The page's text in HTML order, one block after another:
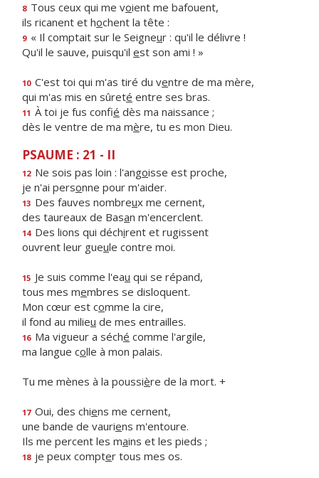
8 Tous ceux qui me voient me bafouent,
ils ricanent et hochent la tête :
9 « Il comptait sur le Seigneur : qu'il le délivre !
Qu'il le sauve, puisqu'il est son ami ! »
10 C'est toi qui m'as tiré du ventre de ma mère,
qui m'as mis en sûreté entre ses bras.
11 À toi je fus confié dès ma naissance ;
dès le ventre de ma mère, tu es mon Dieu.
PSAUME : 21 - II
12 Ne sois pas loin : l'angoisse est proche,
je n'ai personne pour m'aider.
13 Des fauves nombreux me cernent,
des taureaux de Basan m'encerclent.
14 Des lions qui déchirent et rugissent
ouvrent leur gueule contre moi.
15 Je suis comme l'eau qui se répand,
tous mes membres se disloquent.
Mon cœur est comme la cire,
il fond au milieu de mes entrailles.
16 Ma vigueur a séché comme l'argile,
ma langue colle à mon palais.
Tu me mènes à la poussière de la mort. +
17 Oui, des chiens me cernent,
une bande de vauriens m'entoure.
Ils me percent les mains et les pieds ;
18 je peux compter tous mes os.